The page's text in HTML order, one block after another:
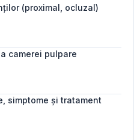
(proximal, ocluzal)
camerei pulpare
simptome și tratament